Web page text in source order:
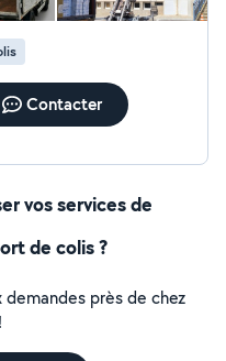
Contacter
vos services de
de colis ?
demandes près de chez